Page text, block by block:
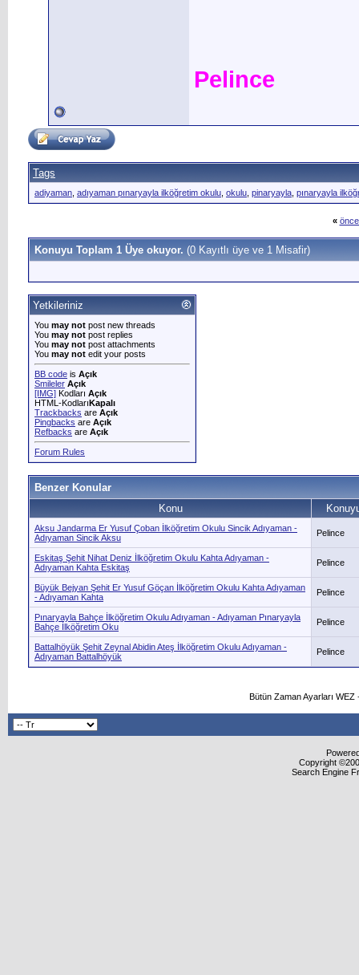
Pelince
Tags
adiyaman adıyaman pınaryayla ilköğretim okulu okulu pinaryayla pınaryayla
«
Konuyu Toplam 1 Üye okuyor. (0 Kayıtlı üye ve 1 Misafir)
Yetkileriniz
You may not post new threads
You may not post replies
You may not post attachments
You may not edit your posts
BB code is Açık
Smileler Açık
[IMG] Kodları Açık
HTML-KodlarıKapalı
Trackbacks are Açık
Pingbacks are Açık
Refbacks are Açık
Forum Rules
Benzer Konular
Konu
Aksu Jandarma Er Yusuf Çoban İlköğretim Okulu Sincik Adıyaman -
Adıyaman Sincik Aksu
Pelince
Eskitaş Şehit Nihat Deniz İlköğretim Okulu Kahta Adıyaman -
Adıyaman Kahta Eskitaş
Pelince
Büyük Bejyan Şehit Er Yusuf Göçan İlköğretim Okulu Kahta Adıyaman
- Adıyaman Kahta
Pelince
Pınaryayla Bahçe İlköğretim Okulu Adıyaman - Adıyaman Pınaryayla
Bahçe İlköğretim Oku
Pelince
Battalhöyük Şehit Zeynal Abidin Ateş İlköğretim Okulu Adıyaman -
Adıyaman Battalhöyük
Pelince
Bütün Zaman Ayarları
Copyright
Search Engine